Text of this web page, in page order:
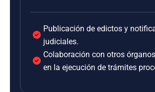
Publicación de edictos y
judiciales.
Colaboración con otros
en la ejecución de trámites